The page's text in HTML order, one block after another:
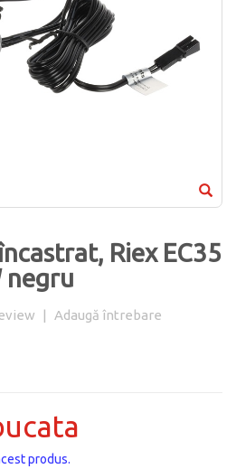
Riex EC35
negru
| Adaugă întrebare
Lei /bucata
produs.